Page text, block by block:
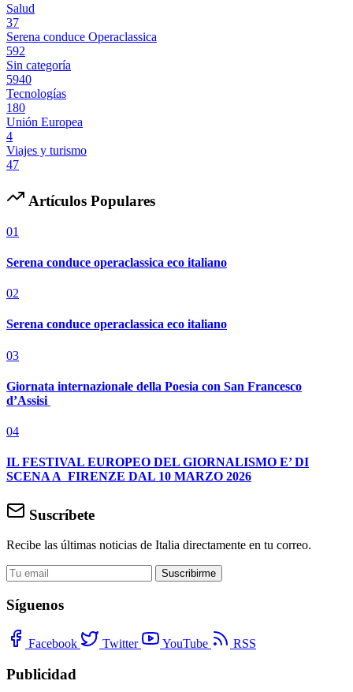
Salud
37
Serena conduce Operaclassica
592
Sin categoría
5940
Tecnologías
180
Unión Europea
4
Viajes y turismo
47
Artículos Populares
01
Serena conduce operaclassica eco italiano
02
Serena conduce operaclassica eco italiano
03
Giornata internazionale della Poesia con San Francesco
d’Assisi
04
IL FESTIVAL EUROPEO DEL GIORNALISMO E’ DI
SCENA A FIRENZE DAL 10 MARZO 2026
Suscríbete
Recibe las últimas noticias de Italia directamente en tu correo.
Suscribirme
Síguenos
Facebook Twitter YouTube RSS
Publicidad